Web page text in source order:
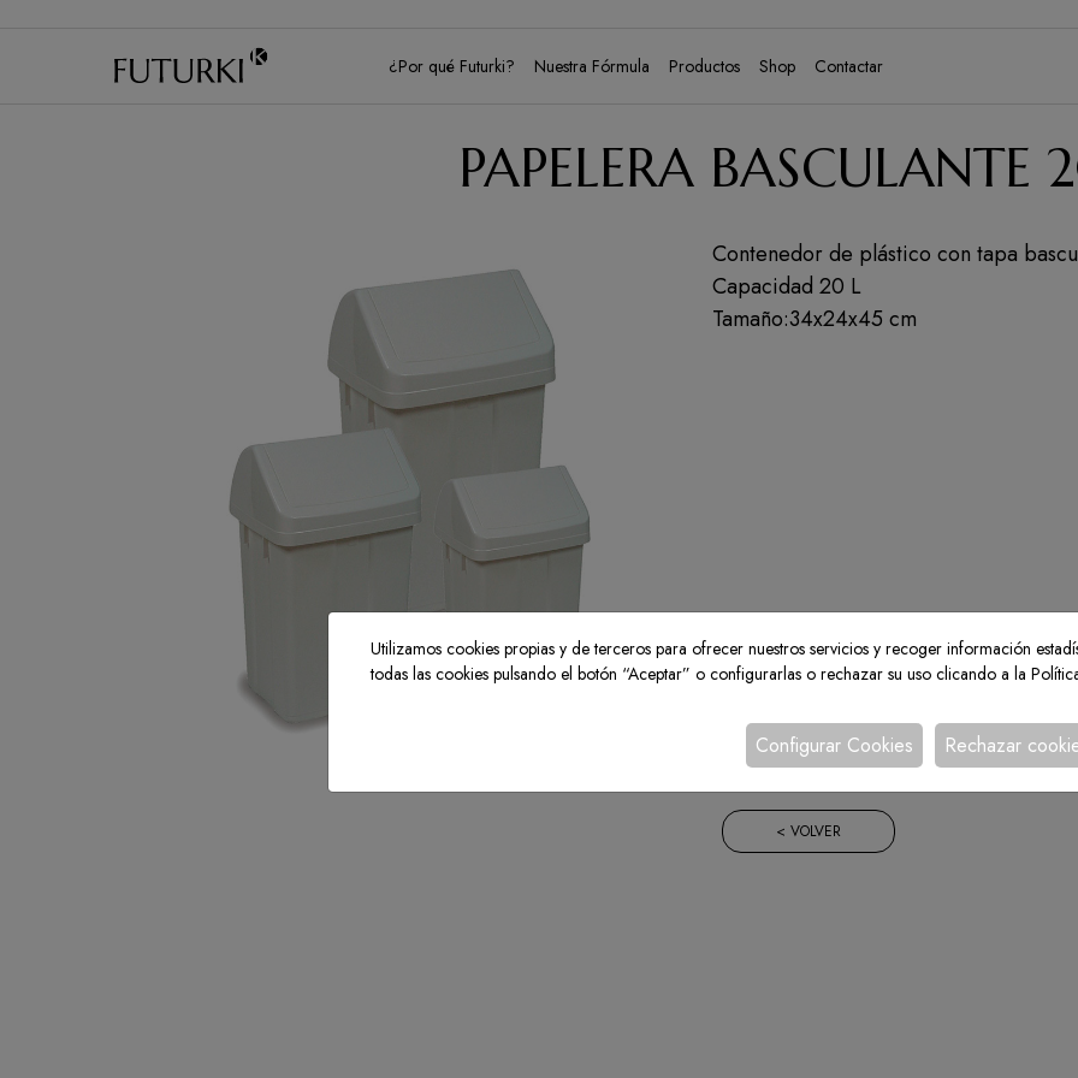
K ¿Por qué Futurki? Nuestra Fórmula Productos(current)
Shop Contactar
PAPELERA BASCULANTE
Contenedor de plástico con tapa
Capacidad 20 L
Tamaño:34x24x45 cm
< VOLVER
Utilizamos cookies propias y de terceros para ofrecer nuestros servicios y recoger información
todas las cookies pulsando el botón “Aceptar” o configurarlas o rechazar su uso clicando a la
Rechazar
Configurar Cookies